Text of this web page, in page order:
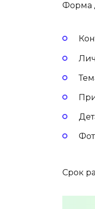
Форма
Срок